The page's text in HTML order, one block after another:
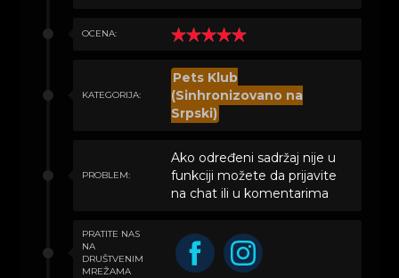
OCENA:
KATEGORIJA:
Pets Klub
(Sinhronizovano na
Srpski)
PROBLEM:
Ako određeni sadržaj nije u
funkciji možete da prijavite
na chat ili u komentarima
PRATITE NAS
NA
DRUŠTVENIM
MREŽAMA